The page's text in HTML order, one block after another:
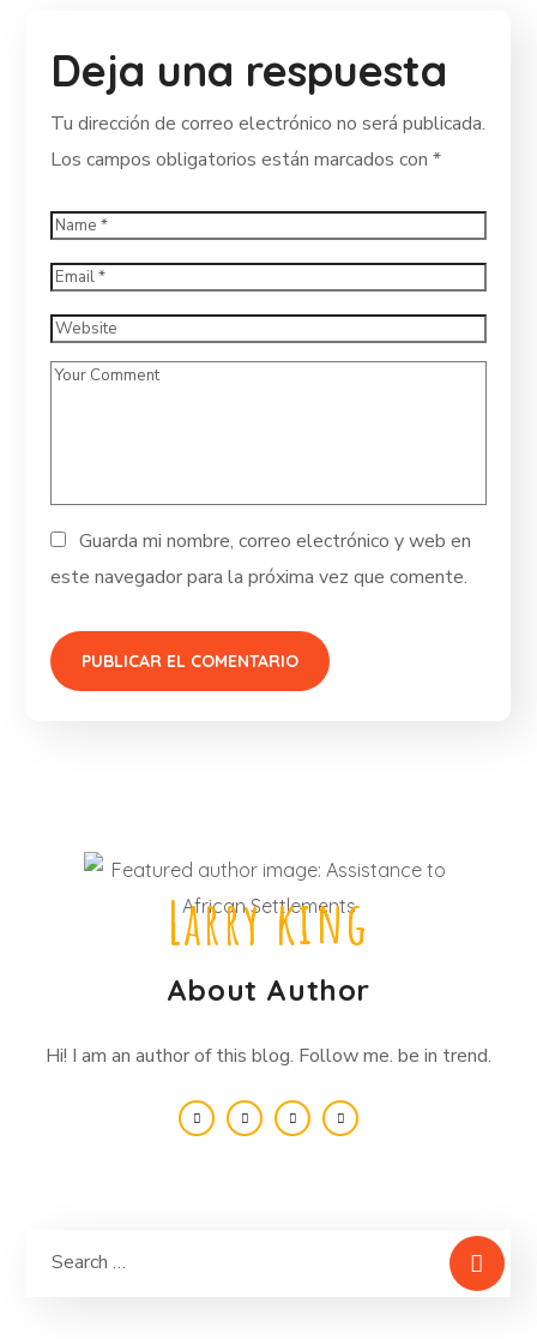
Deja una respuesta
Tu dirección de correo electrónico no será publicada.
Los campos obligatorios están marcados con*
Guarda mi nombre, correo electrónico y web en
este navegador para la próxima vez que comente.
Larry king
About Author
Hi! I am an author of this blog. Follow me. be in trend.